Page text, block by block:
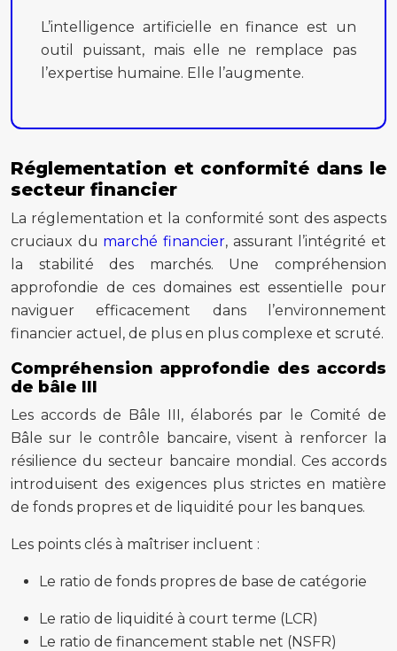
L’intelligence artificielle en finance est un
outil puissant, mais elle ne remplace pas
l’expertise humaine. Elle l’augmente.
Réglementation et conformité dans le
secteur financier
La réglementation et la conformité sont des aspects
cruciaux du marché financier, assurant l’intégrité et
la stabilité des marchés. Une compréhension
approfondie de ces domaines est essentielle pour
naviguer efficacement dans l’environnement
financier actuel, de plus en plus complexe et scruté.
Compréhension approfondie des accords
de bâle III
Les accords de Bâle III, élaborés par le Comité de
Bâle sur le contrôle bancaire, visent à renforcer la
résilience du secteur bancaire mondial. Ces accords
introduisent des exigences plus strictes en matière
de fonds propres et de liquidité pour les banques.
Les points clés à maîtriser incluent :
Le ratio de fonds propres de base de catégorie
Le ratio de liquidité à court terme (LCR)
Le ratio de financement stable net (NSFR)